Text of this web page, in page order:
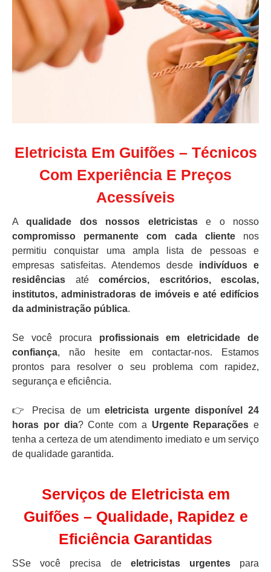
Eletricista Em Guifões – Técnicos
Com Experiência E Preços
Acessíveis
Aqualidade dos nossos eletricistase o nosso
compromisso permanente com cada clientenos
permitiu conquistar uma ampla lista de pessoas e
empresas satisfeitas. Atendemos desde indivíduos e
residências até comércios, escritórios, escolas,
institutos, administradoras de imóveis e até edifícios
da administração pública.
Se você procura profissionais em eletricidade de
confiança, não hesite em contactar-nos. Estamos
prontos para resolver o seu problema com rapidez,
segurança e eficiência.
👉 Precisa de umeletricista urgente disponível 24
horas por dia? Conte com a Urgente Reparações e
tenha a certeza de um atendimento imediato e um serviço
de qualidade garantida.
Serviços de Eletricista em
Guifões – Qualidade, Rapidez e
Eficiência Garantidas
SSe você precisa de eletricistas urgentespara